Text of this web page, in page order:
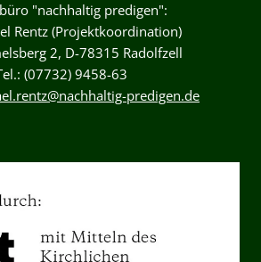
"nachhaltig predigen":
Rentz (Projektkoordination)
2, D-78315 Radolfzell
(07732) 9458-63
predigen.de